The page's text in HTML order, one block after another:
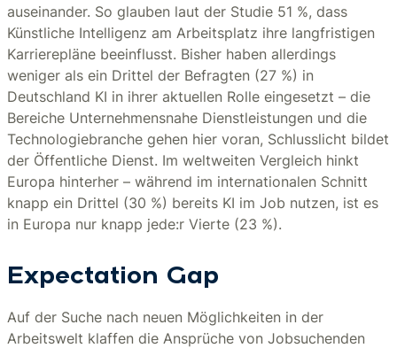
auseinander. So glauben laut der Studie 51 %, dass
Künstliche Intelligenz am Arbeitsplatz ihre langfristigen
Karrierepläne beeinflusst. Bisher haben allerdings
weniger als ein Drittel der Befragten (27 %) in
Deutschland KI in ihrer aktuellen Rolle eingesetzt – die
Bereiche Unternehmensnahe Dienstleistungen und die
Technologiebranche gehen hier voran, Schlusslicht bildet
der Öffentliche Dienst. Im weltweiten Vergleich hinkt
Europa hinterher – während im internationalen Schnitt
knapp ein Drittel (30 %) bereits KI im Job nutzen, ist es
in Europa nur knapp jede:r Vierte (23 %).
Expectation Gap
Auf der Suche nach neuen Möglichkeiten in der
Arbeitswelt klaffen die Ansprüche von Jobsuchenden